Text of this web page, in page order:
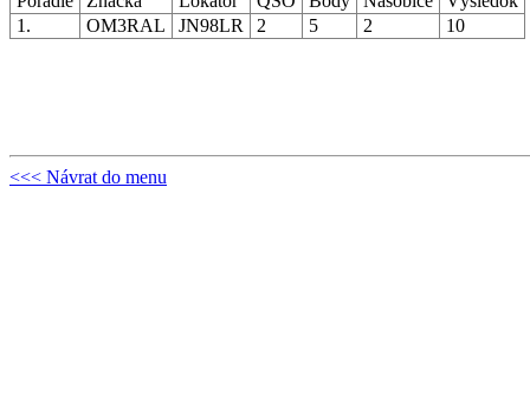
1.
OM3RAL JN98LR 2 5 2 10
<<< Návrat do menu